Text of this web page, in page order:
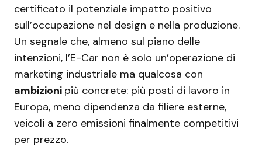
certificato il potenziale impatto positivo
sull’occupazione nel design e nella produzione.
Un segnale che, almeno sul piano delle
intenzioni, l’E-Car non è solo un’operazione di
marketing industriale ma qualcosa con
ambizioni più concrete: più posti di lavoro in
Europa, meno dipendenza da filiere esterne,
veicoli a zero emissioni finalmente competitivi
per prezzo.